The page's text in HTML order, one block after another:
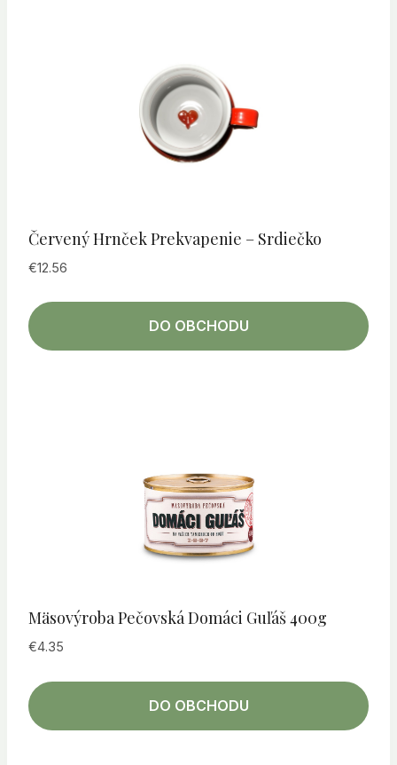
Červený Hrnček Prekvapenie – Srdiečko
€12.56
DO OBCHODU
Mäsovýroba Pečovská Domáci Guľáš 400g
€4.35
DO OBCHODU